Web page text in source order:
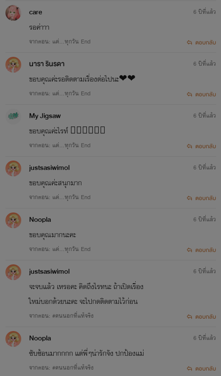
care
รอค่าาา
จากตอน: แค่...ทุกวัน End
6 ปีที่แล้ว
ตอบกลับ
นารา รินรดา
ขอบคุณค่ะรอติดตามเรื่องต่อไปนะ❤❤
จากตอน: แค่...ทุกวัน End
6 ปีที่แล้ว
ตอบกลับ
My Jigsaw
ขอบคุณค่ะไรท์ ✌🏼✌🏼✌🏼
จากตอน: แค่...ทุกวัน End
6 ปีที่แล้ว
ตอบกลับ
justsasiwimol
ขอบคุณค่ะสนุกมาก
จากตอน: แค่...ทุกวัน End
6 ปีที่แล้ว
ตอบกลับ
Noopla
ขอบคุณมากนะคะ
จากตอน: แค่...ทุกวัน End
6 ปีที่แล้ว
ตอบกลับ
justsasiwimol
จะจบแล้ว เหรอคะ คิดถึงไรทนะ ถ้าเปิดเรื่อง
ใหม่บอกด้วยนะคะ จะไปกดติดตามไว้ก่อน
จากตอน: #คนนอกที่แท้จริง
6 ปีที่แล้ว
ตอบกลับ
Noopla
ซับซ้อนมากกกก แต่พี่ๆน่ารักจัง ปกป้องแม่
จากตอน: #คนนอกที่แท้จริง
6 ปีที่แล้ว
ตอบกลับ